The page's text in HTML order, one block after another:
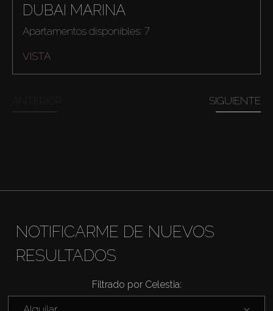
Comprar
Alquilar
Venta
DUBAI MARINA
Apartamentos disponibles: 7
VISTA
SIGUIENTE
NOTIFICARME DE NUEVOS
RESULTADOS
Filtrado por Celestia: